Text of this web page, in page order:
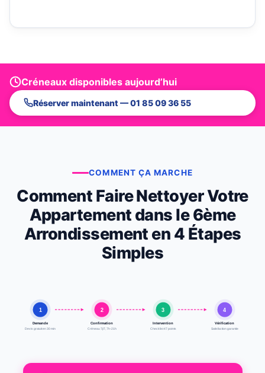
Créneaux disponibles aujourd’hui
Réserver maintenant — 01 85 09 36 55
COMMENT ÇA MARCHE
Comment Faire Nettoyer Votre
Appartement dans le 6ème
Arrondissement en 4 Étapes
Simples
1
Demande
Devis gratuit en 30 min
2
Confirmation
Créneau 7j/7, 7h-21h
3
Intervention
Checklist 47 points
4
Vérification
Satisfaction garantie